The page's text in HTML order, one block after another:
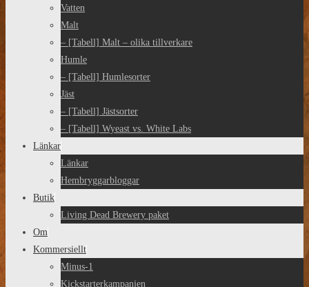
Vatten
Malt
– [Tabell] Malt – olika tillverkare
Humle
– [Tabell] Humlesorter
Jäst
– [Tabell] Jästsorter
– [Tabell] Wyeast vs. White Labs
Länkar
Länkar
Hembryggarbloggar
Butik
Living Dead Brewery paket
Om
Kommersiellt
Minus-1
Kickstarterkampanjen